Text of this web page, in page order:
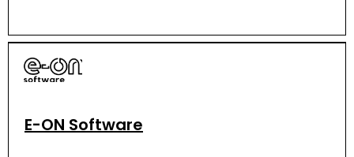
E-ON Software